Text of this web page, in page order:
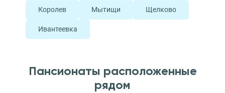
Королев Мытищи Щелково
Ивантеевка
Пансионаты расположенные
рядом